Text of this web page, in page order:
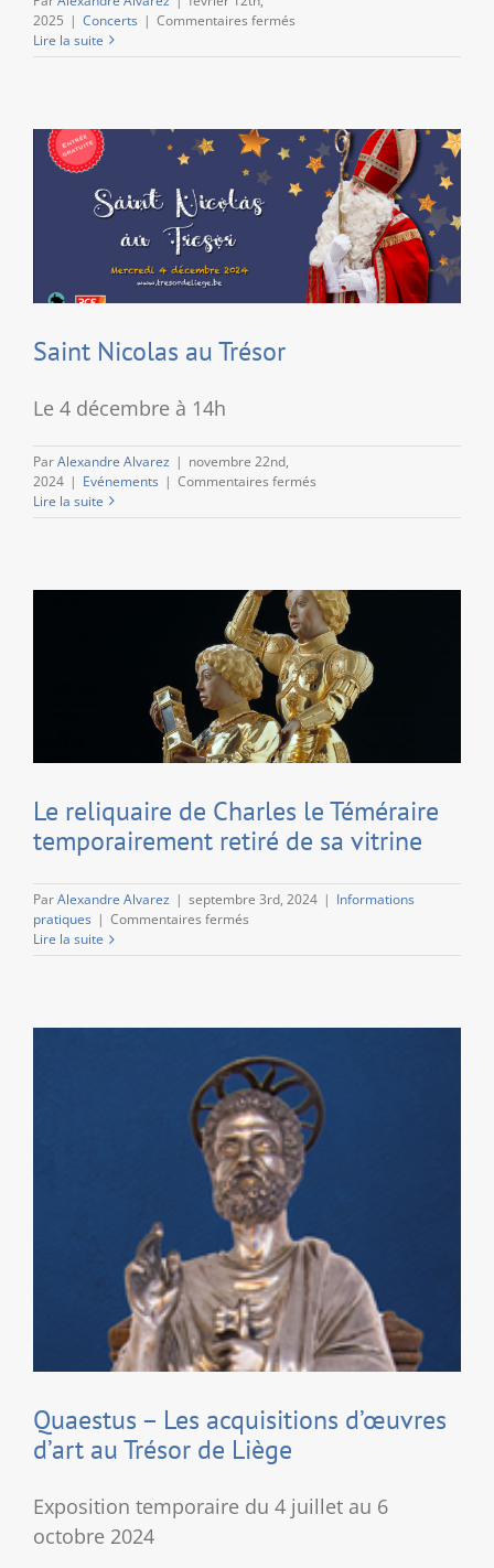
2025 | Concerts | Commentaires fermés
concerts
Lire la suite
Saint Nicolas au Trésor
Le 4 décembre à 14h
ParAlexandre Alvarez | novembre 22nd,
2024 | Evénements | Commentaires fermés
Nicolas
Lire la suite
Le reliquaire de Charles le Téméraire
temporairement retiré de sa vitrine
ParAlexandre Alvarez | septembre 3rd, 2024 | Informations
pratiques | Commentaires fermés
reliquaire
temporairement
retiré
de
sa
vitrine
Lire la suite
Quaestus – Les acquisitions d’œuvres
d’art au Trésor de Liège
Exposition temporaire du 4 juillet au 6
octobre 2024